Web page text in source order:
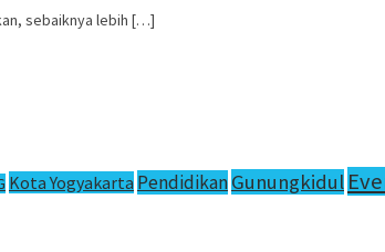
sebaiknya lebih […]
Kota Yogyakarta PendidikanGunungkidul